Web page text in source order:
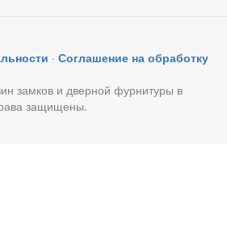
· Соглашение на обработку
замков и дверной фурнитуры в
защищены.